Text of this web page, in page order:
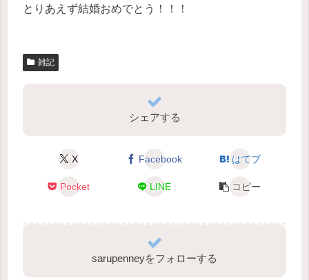
とりあえず結婚おめでとう！！！
雑記
シェアする
X Facebook はてブ
Pocket LINE コピー
sarupenneyをフォローする